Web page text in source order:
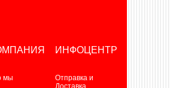
мы
ИНФОЦЕНТР
Отправка и
Доставка